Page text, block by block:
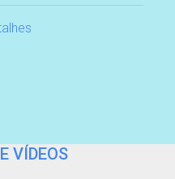
VÍDEOS